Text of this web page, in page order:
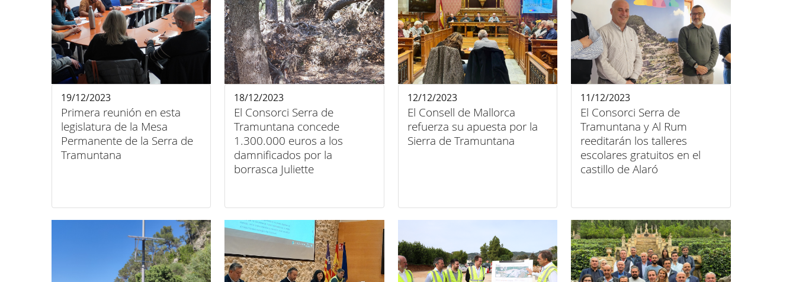
Primera reunión en esta
legislatura de la Mesa
Permanente de la Serra de
Tramuntana
19/12/2023
El Consorci Serra de
Tramuntana concede
1.300.000 euros a los
damnificados por la
borrasca Juliette
18/12/2023
El Consell de Mallorca
refuerza su apuesta por la
Sierra de Tramuntana
12/12/2023
El Consorci Serra de
Tramuntana y Al Rum
reeditarán los talleres
escolares gratuitos en el
castillo de Alaró
11/12/2023